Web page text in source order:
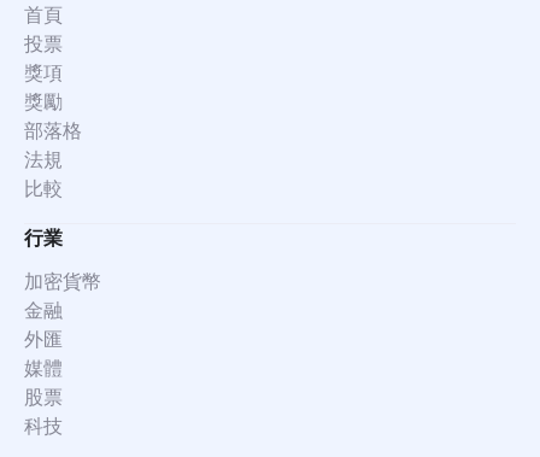
首頁
投票
獎項
獎勵
部落格
法規
比較
行業
加密貨幣
金融
外匯
媒體
股票
科技